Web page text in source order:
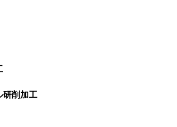
削加工